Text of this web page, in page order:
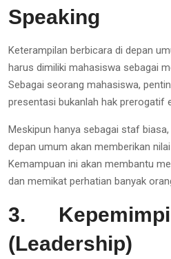
Speaking
Keterampilan berbicara di depan
harus dimiliki mahasiswa sebagai
Sebagai seorang mahasiswa,
presentasi bukanlah hak prerogatif
Meskipun hanya sebagai staf
depan umum akan memberikan
Kemampuan ini akan membantu
dan memikat perhatian banyak
3.
(Leadership)